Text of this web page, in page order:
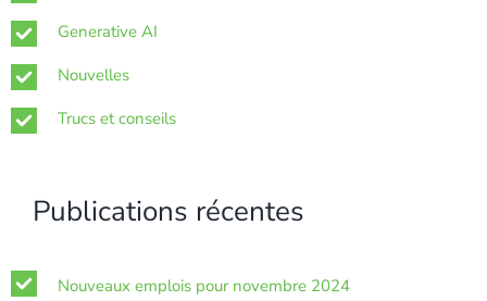
Generative AI
Nouvelles
Trucs et conseils
Publications récentes
Nouveaux emplois pour novembre 2024